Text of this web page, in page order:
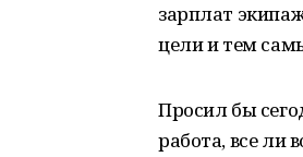
зарплат
цели и тем
Просил бы
работа, все ли